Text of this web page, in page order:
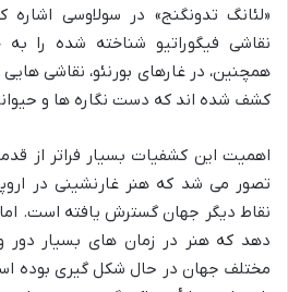
«لئانگ تدونگنج» در سولاوسی
نقاشی فیگوراتیو شناخته شده را
کشف شده اند که دست نگاره ها و
اهمیت این کشفیات بسیار فراتر از
تصور می شد که هنر غارنشینی در
نقاط دیگر جهان گسترش یافته است.
دهد که هنر در زمان های بسیار دور
مختلف جهان در حال شکل گیری بوده